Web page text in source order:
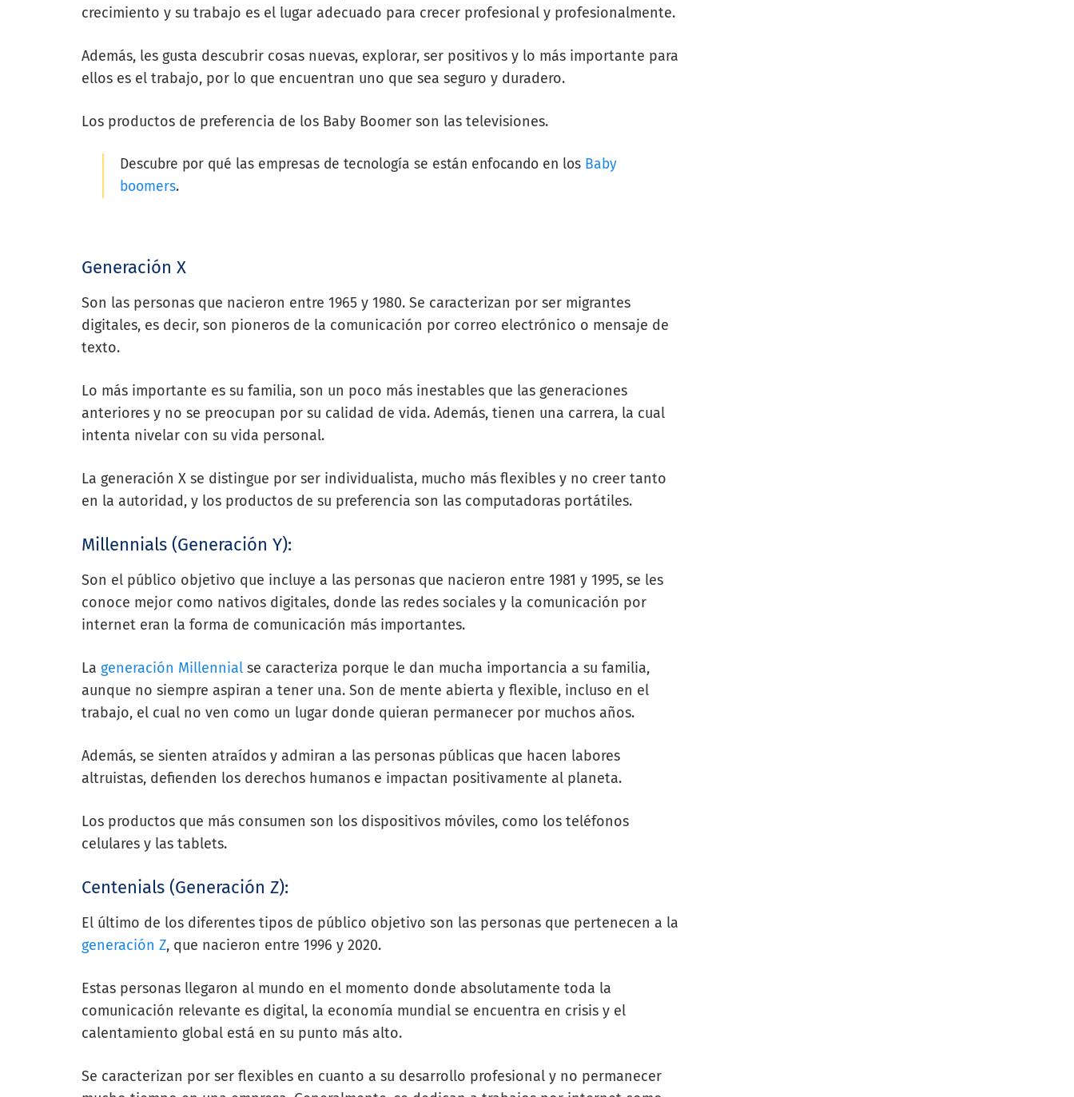
crecimiento y su trabajo es el lugar adecuado para crecer profesional y profesionalmente.
Además, les gusta descubrir cosas nuevas, explorar, ser positivos y lo más importante para
ellos es el trabajo, por lo que encuentran uno que sea seguro y duradero.
Los productos de preferencia de los Baby Boomer son las televisiones.
Descubre por qué las empresas de tecnología se están enfocando en los Baby
boomers.
Generación X
Son las personas que nacieron entre 1965 y 1980. Se caracterizan por ser migrantes
digitales, es decir, son pioneros de la comunicación por correo electrónico o mensaje de
texto.
Lo más importante es su familia, son un poco más inestables que las generaciones
anteriores y no se preocupan por su calidad de vida. Además, tienen una carrera, la cual
intenta nivelar con su vida personal.
La generación X se distingue por ser individualista, mucho más flexibles y no creer tanto
en la autoridad, y los productos de su preferencia son las computadoras portátiles.
Millennials (Generación Y):
Son el público objetivo que incluye a las personas que nacieron entre 1981 y 1995, se les
conoce mejor como nativos digitales, donde las redes sociales y la comunicación por
internet eran la forma de comunicación más importantes.
La generación Millennial se caracteriza porque le dan mucha importancia a su familia,
aunque no siempre aspiran a tener una. Son de mente abierta y flexible, incluso en el
trabajo, el cual no ven como un lugar donde quieran permanecer por muchos años.
Además, se sienten atraídos y admiran a las personas públicas que hacen labores
altruistas, defienden los derechos humanos e impactan positivamente al planeta.
Los productos que más consumen son los dispositivos móviles, como los teléfonos
celulares y las tablets.
Centenials (Generación Z):
El último de los diferentes tipos de público objetivo son las personas que pertenecen a la
generación Z, que nacieron entre 1996 y 2020.
Estas personas llegaron al mundo en el momento donde absolutamente toda la
comunicación relevante es digital, la economía mundial se encuentra en crisis y el
calentamiento global está en su punto más alto.
Se caracterizan por ser flexibles en cuanto a su desarrollo profesional y no permanecer